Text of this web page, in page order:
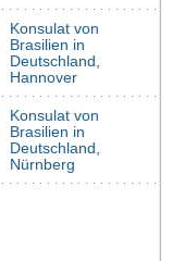
Konsulat von
Brasilien in
Deutschland,
Hannover
Konsulat von
Brasilien in
Deutschland,
Nürnberg